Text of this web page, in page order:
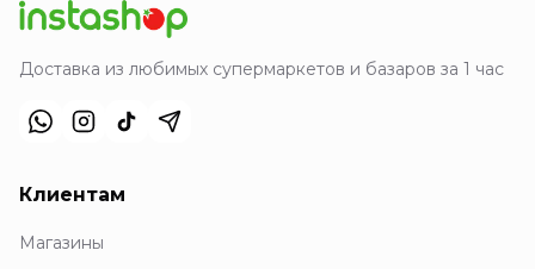
Доставка из любимых супермаркетов и базаров за 1 час
Клиентам
Магазины